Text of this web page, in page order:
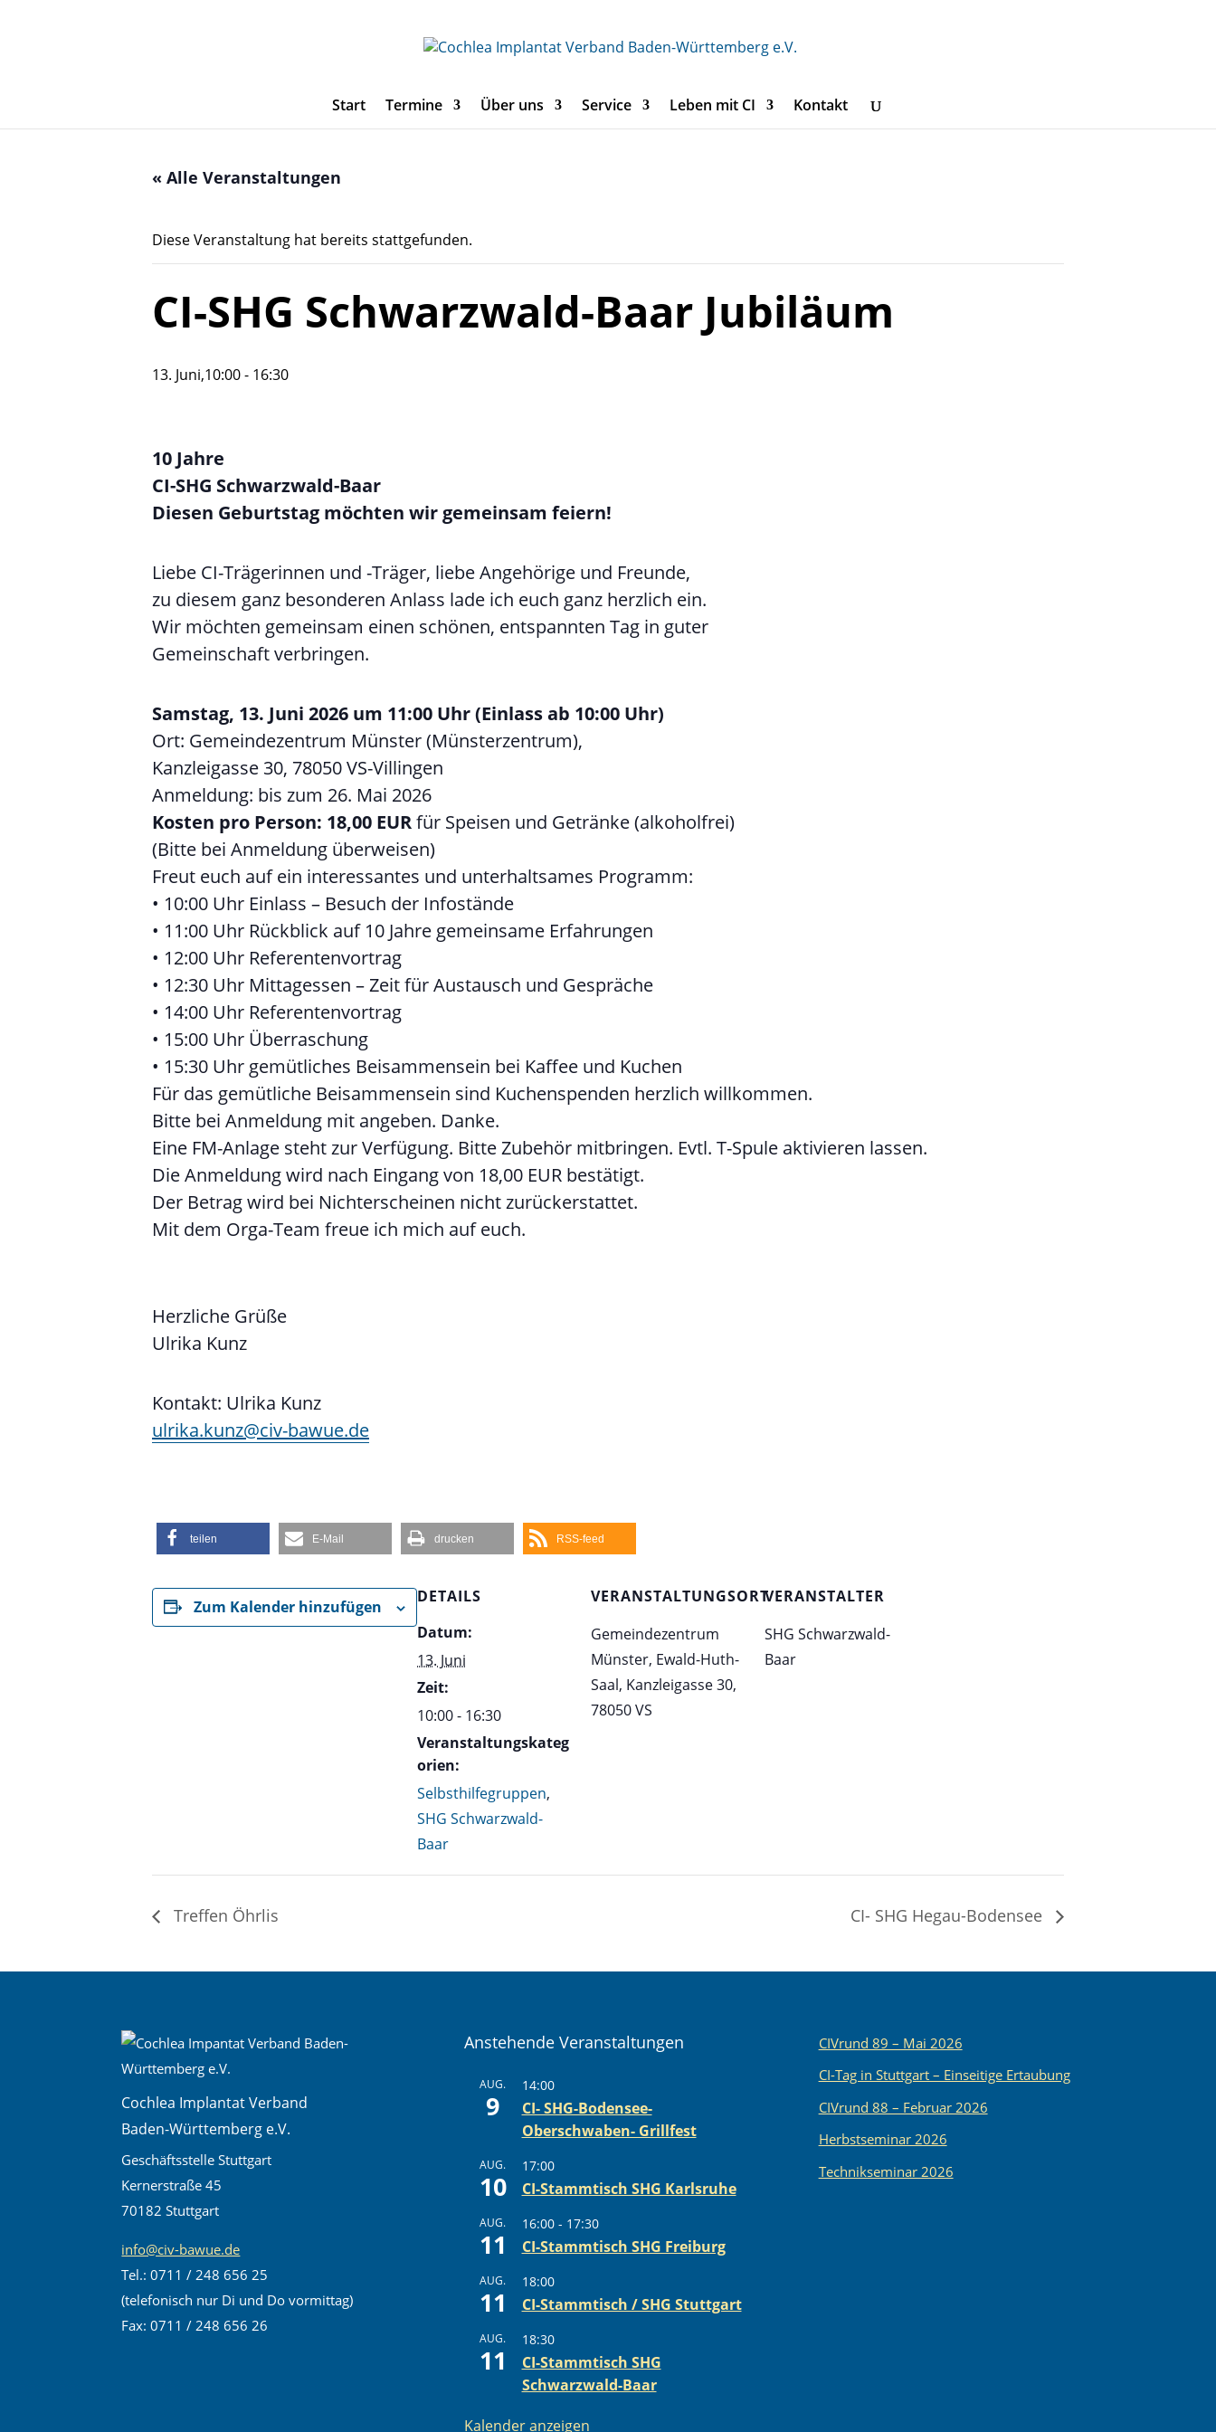
Start Termine Über uns Service Leben mit CI Kontakt
« Alle Veranstaltungen
Diese Veranstaltung hat bereits stattgefunden.
CI-SHG Schwarzwald-Baar Jubiläum
13. Juni,10:00- 16:30
10 Jahre
CI-SHG Schwarzwald-Baar
Diesen Geburtstag möchten wir gemeinsam feiern!
Liebe CI-Trägerinnen und -Träger, liebe Angehörige und Freunde,
zu diesem ganz besonderen Anlass lade ich euch ganz herzlich ein.
Wir möchten gemeinsam einen schönen, entspannten Tag in guter
Gemeinschaft verbringen.
Samstag, 13. Juni 2026 um 11:00 Uhr (Einlass ab 10:00 Uhr)
Ort: Gemeindezentrum Münster (Münsterzentrum),
Kanzleigasse 30, 78050 VS-Villingen
Anmeldung: bis zum 26. Mai 2026
Kosten pro Person: 18,00 EURfür Speisen und Getränke (alkoholfrei)
(Bitte bei Anmeldung überweisen)
Freut euch auf ein interessantes und unterhaltsames Programm:
• 10:00 Uhr Einlass – Besuch der Infostände
• 11:00 Uhr Rückblick auf 10 Jahre gemeinsame Erfahrungen
• 12:00 Uhr Referentenvortrag
• 12:30 Uhr Mittagessen – Zeit für Austausch und Gespräche
• 14:00 Uhr Referentenvortrag
• 15:00 Uhr Überraschung
• 15:30 Uhr gemütliches Beisammensein bei Kaffee und Kuchen
Für das gemütliche Beisammensein sind Kuchenspenden herzlich willkommen.
Bitte bei Anmeldung mit angeben. Danke.
Eine FM-Anlage steht zur Verfügung. Bitte Zubehör mitbringen. Evtl. T-Spule aktivieren lassen.
Die Anmeldung wird nach Eingang von 18,00 EUR bestätigt.
Der Betrag wird bei Nichterscheinen nicht zurückerstattet.
Mit dem Orga-Team freue ich mich auf euch.
Herzliche Grüße
Ulrika Kunz
Kontakt: Ulrika Kunz
ulrika.kunz@civ-bawue.de
teilen E-Mail drucken RSS-feed
Zum Kalender hinzufügen
DETAILS
Datum:
13. Juni
Zeit:
10:00 - 16:30
Veranstaltungskateg
orien:
Selbsthilfegruppen,
SHG Schwarzwald-
Baar
VERANSTALTUNGSORT
Gemeindezentrum
Münster, Ewald-Huth-
Saal, Kanzleigasse 30,
78050 VS
VERANSTALTER
SHG Schwarzwald-
Baar
Treffen Öhrlis CI- SHG Hegau-Bodensee
Cochlea Implantat Verband
Baden-Württemberg e.V.
Geschäftsstelle Stuttgart
Kernerstraße 45
70182 Stuttgart
info@civ-bawue.de
Tel.: 0711 / 248 656 25
(telefonisch nur Di und Do vormittag)
Fax: 0711 / 248 656 26
Anstehende Veranstaltungen
AUG.
9
14:00
CI- SHG-Bodensee-
Oberschwaben- Grillfest
AUG.
10
17:00
CI-Stammtisch SHG Karlsruhe
AUG.
11
16:00- 17:30
CI-Stammtisch SHG Freiburg
AUG.
11
18:00
CI-Stammtisch / SHG Stuttgart
AUG.
11
18:30
CI-Stammtisch SHG
Schwarzwald-Baar
Kalender anzeigen
CIVrund 89 – Mai 2026
CI-Tag in Stuttgart – Einseitige Ertaubung
CIVrund 88 – Februar 2026
Herbstseminar 2026
Technikseminar 2026